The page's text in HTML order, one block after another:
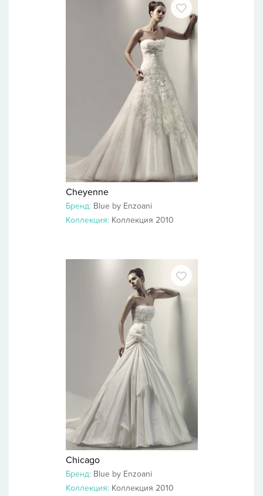
Cheyenne
Бренд: Blue by Enzoani
Коллекция: Коллекция 2010
Chicago
Бренд: Blue by Enzoani
Коллекция: Коллекция 2010